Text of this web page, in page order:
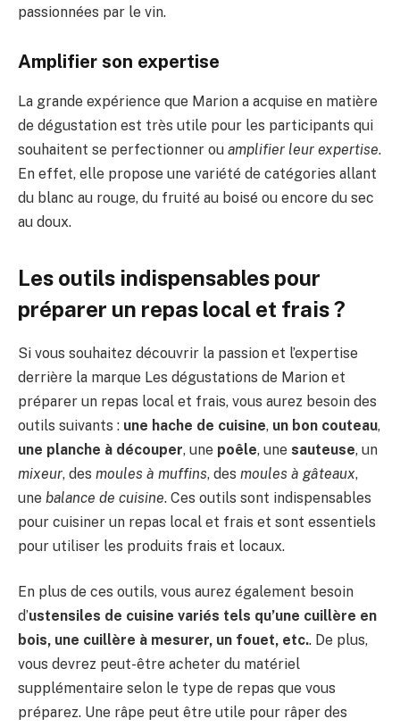
passionnées par le vin.
Amplifier son expertise
La grande expérience que Marion a acquise en matière
de dégustation est très utile pour les participants qui
souhaitent se perfectionner ou amplifier leur expertise.
En effet, elle propose une variété de catégories allant
du blanc au rouge, du fruité au boisé ou encore du sec
au doux.
Les outils indispensables pour
préparer un repas local et frais ?
Si vous souhaitez découvrir la passion et l’expertise
derrière la marque Les dégustations de Marion et
préparer un repas local et frais, vous aurez besoin des
outils suivants : une hache de cuisine, un bon couteau,
une planche à découper, une poêle, une sauteuse, un
mixeur, des moules à muffins, des moules à gâteaux,
une balance de cuisine. Ces outils sont indispensables
pour cuisiner un repas local et frais et sont essentiels
pour utiliser les produits frais et locaux.
En plus de ces outils, vous aurez également besoin
d’ustensiles de cuisine variés tels qu’une cuillère en
bois, une cuillère à mesurer, un fouet, etc.. De plus,
vous devrez peut-être acheter du matériel
supplémentaire selon le type de repas que vous
préparez. Une râpe peut être utile pour râper des